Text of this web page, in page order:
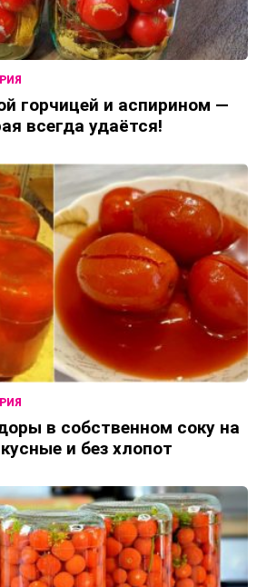
горчицей и аспирином —
всегда удаётся!
в собственном соку на
и без хлопот